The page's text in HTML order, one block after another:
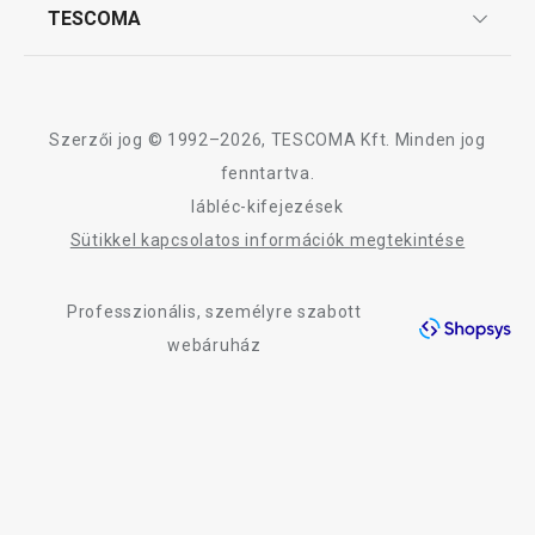
Kültéri tevékenységek
Mosogatás és takarítás
Reklamáció és termékvisszaküldés
TESCOMA
Adatkezelési Tájékoztató
Szerzői jog © 1992–2026, TESCOMA Kft. Minden jog
fenntartva.
lábléc-kifejezések
Sütikkel kapcsolatos információk megtekintése
Professzionális, személyre szabott
webáruház